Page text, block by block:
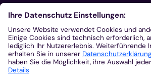
Aus der Plattform
Nachrichten
Veranstaltungen
Gottesdienste